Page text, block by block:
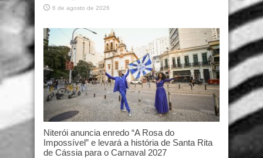
6 de agosto de 2026
Niterói anuncia enredo “A Rosa do
Impossível” e levará a história de Santa Rita
de Cássia para o Carnaval 2027